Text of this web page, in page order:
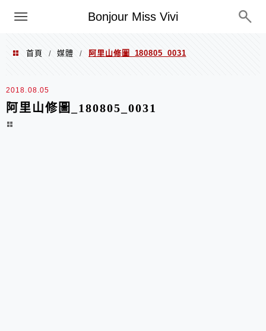
Bonjour Miss Vivi
選單
首頁 / 媒體 / 阿里山修圖_180805_0031
2018.08.05
阿里山修圖_180805_0031